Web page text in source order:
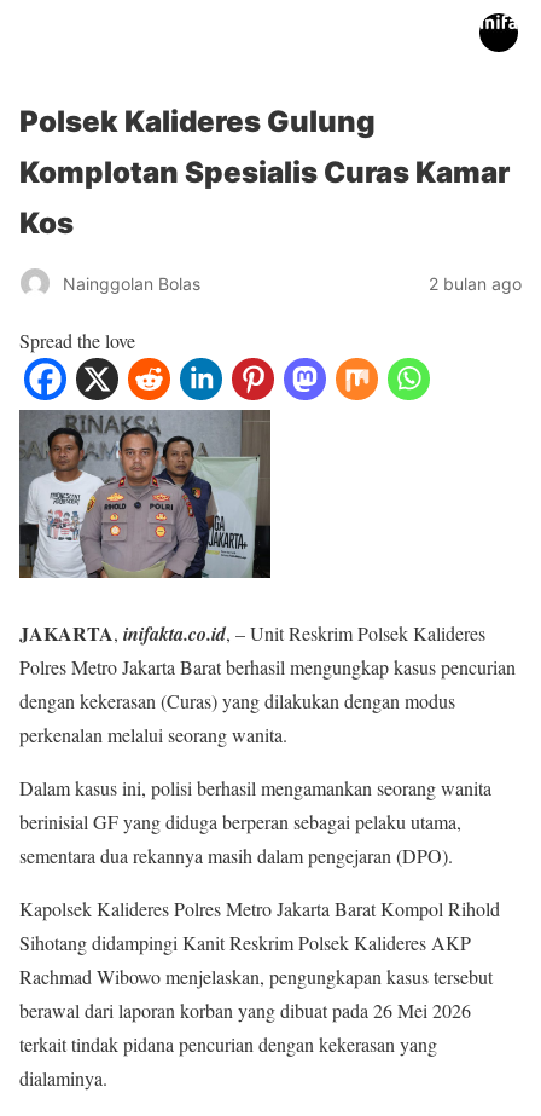
Polsek Kalideres Gulung
Komplotan Spesialis Curas Kamar
Kos
Nainggolan Bolas 2 bulan ago
Spread the love
JAKARTA, inifakta.co.id, – Unit Reskrim Polsek Kalideres
Polres Metro Jakarta Barat berhasil mengungkap kasus pencurian
dengan kekerasan (Curas) yang dilakukan dengan modus
perkenalan melalui seorang wanita.
Dalam kasus ini, polisi berhasil mengamankan seorang wanita
berinisial GF yang diduga berperan sebagai pelaku utama,
sementara dua rekannya masih dalam pengejaran (DPO).
Kapolsek Kalideres Polres Metro Jakarta Barat Kompol Rihold
Sihotang didampingi Kanit Reskrim Polsek Kalideres AKP
Rachmad Wibowo menjelaskan, pengungkapan kasus tersebut
berawal dari laporan korban yang dibuat pada 26 Mei 2026
terkait tindak pidana pencurian dengan kekerasan yang
dialaminya.